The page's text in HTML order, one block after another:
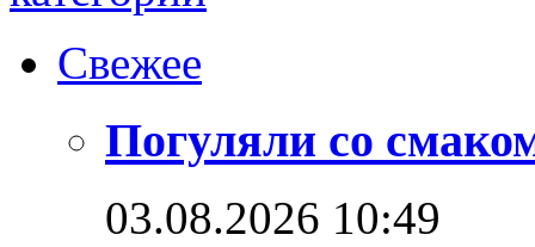
Свежее
Погуляли со
03.08.2026 10:49